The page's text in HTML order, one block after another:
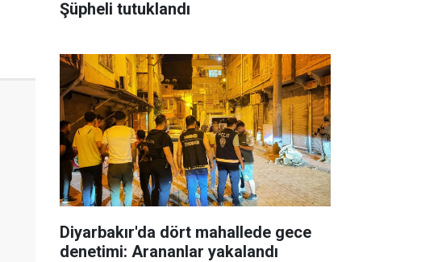
Şüpheli tutuklandı
Diyarbakır'da dört mahallede gece
denetimi: Arananlar yakalandı